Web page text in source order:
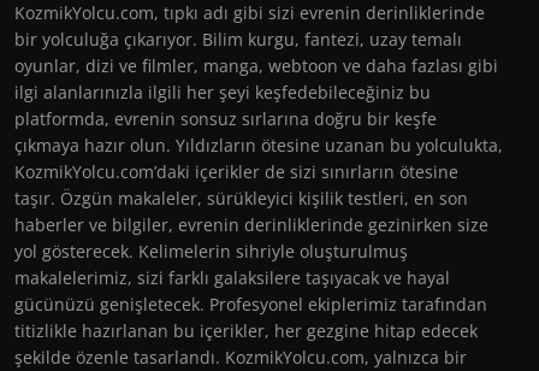
KozmikYolcu.com, tıpkı adı gibi sizi evrenin derinliklerinde
bir yolculuğa çıkarıyor. Bilim kurgu, fantezi, uzay temalı
oyunlar, dizi ve filmler, manga, webtoon ve daha fazlası gibi
ilgi alanlarınızla ilgili her şeyi keşfedebileceğiniz bu
platformda, evrenin sonsuz sırlarına doğru bir keşfe
çıkmaya hazır olun. Yıldızların ötesine uzanan bu yolculukta,
KozmikYolcu.com’daki içerikler de sizi sınırların ötesine
taşır. Özgün makaleler, sürükleyici kişilik testleri, en son
haberler ve bilgiler, evrenin derinliklerinde gezinirken size
yol gösterecek. Kelimelerin sihriyle oluşturulmuş
makalelerimiz, sizi farklı galaksilere taşıyacak ve hayal
gücünüzü genişletecek. Profesyonel ekiplerimiz tarafından
titizlikle hazırlanan bu içerikler, her gezgine hitap edecek
şekilde özenle tasarlandı. KozmikYolcu.com, yalnızca bir